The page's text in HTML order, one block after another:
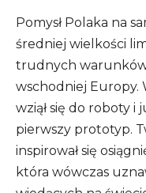
Pomysł Polaka na
średniej wielkości
trudnych
wschodniej Europy.
wziął się do roboty i
pierwszy prototyp.
inspirował się
która wówczas